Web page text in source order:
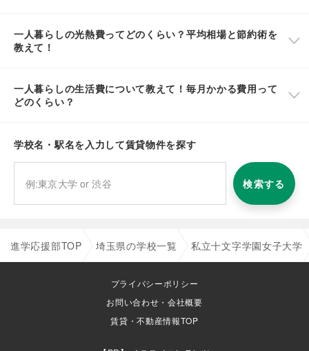
一人暮らしの光熱費ってどのくらい？平均相場と節約術を
教えて！
一人暮らしの生活費について教えて！毎月かかる費用って
どのくらい？
学校名・駅名を入力して賃貸物件を探す
検索する
進学応援部TOP 埼玉県の学校一覧 私立十文字学園女子大学
プライバシーポリシー
お問い合わせ・会社概要
賃貸・不動産情報TOP